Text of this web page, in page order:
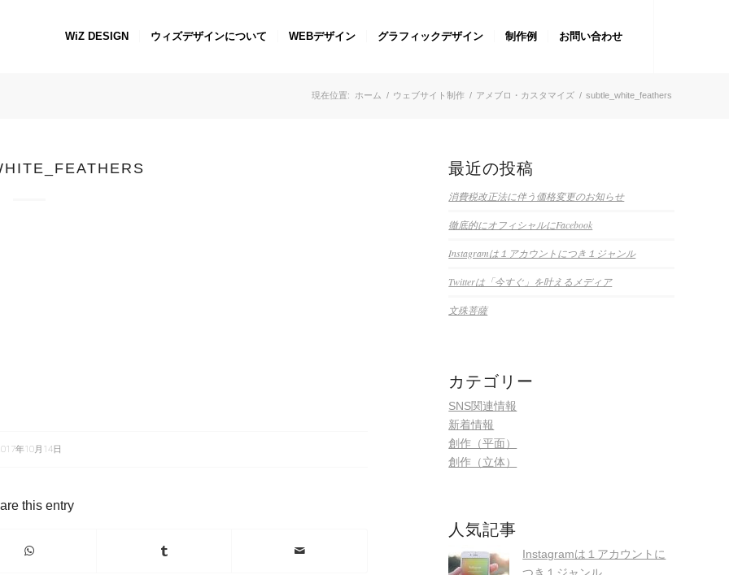
WiZ DESIGN ウィズデザインについて WEBデザイン グラフィックデザイン 制作例 お問い合わせ
現在位置: ホーム / ウェブサイト制作 / アメブロ・カスタマイズ / subtle_white_feathers
年10月14日
this entry
最近の投稿
消費税改正法に伴う価格変更のお知らせ
徹底的にオフィシャルにFacebook
Instagramは１アカウントにつき１ジャンル
Twitterは「今すぐ」を叶えるメディア
文殊菩薩
カテゴリー
SNS関連情報
新着情報
創作（平面）
創作（立体）
人気記事
Instagramは１アカウントに